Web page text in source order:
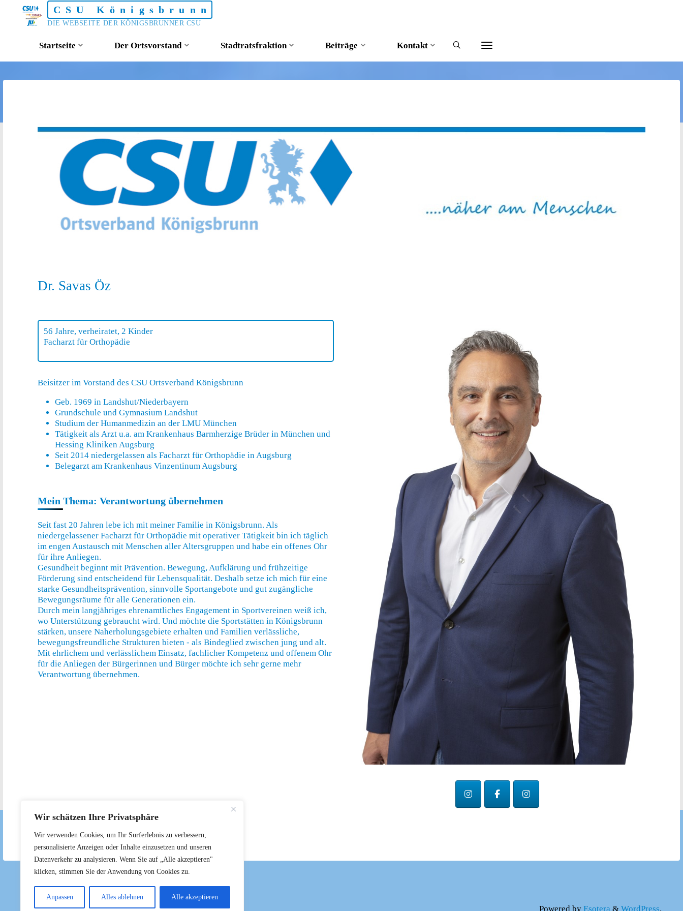
Wir schätzen Ihre Privatsphäre
Wir verwenden Cookies, um Ihr Surferlebnis zu verbessern,
personalisierte Anzeigen oder Inhalte einzusetzen und unseren
Datenverkehr zu analysieren. Wenn Sie auf „Alle akzeptieren"
klicken, stimmen Sie der Anwendung von Cookies zu.
Anpassen Alles ablehnen Alle akzeptieren
CSU Königsbrunn
DIE WEBSEITE DER KÖNIGSBRUNNER CSU
Startseite Der Ortsvorstand Stadtratsfraktion Beiträge Kontakt
Dr. Savas Öz
56 Jahre, verheiratet, 2 Kinder
Facharzt für Orthopädie
Beisitzer im Vorstand des CSU Ortsverband Königsbrunn
Geb. 1969 in Landshut/Niederbayern
Grundschule und Gymnasium Landshut
Studium der Humanmedizin an der LMU München
Tätigkeit als Arzt u.a. am Krankenhaus Barmherzige Brüder in München und
Hessing Kliniken Augsburg
Seit 2014 niedergelassen als Facharzt für Orthopädie in Augsburg
Belegarzt am Krankenhaus Vinzentinum Augsburg
Mein Thema: Verantwortung übernehmen
Seit fast 20 Jahren lebe ich mit meiner Familie in Königsbrunn. Als
niedergelassener Facharzt für Orthopädie mit operativer Tätigkeit bin ich täglich
im engen Austausch mit Menschen aller Altersgruppen und habe ein offenes Ohr
für ihre Anliegen.
Gesundheit beginnt mit Prävention. Bewegung, Aufklärung und frühzeitige
Förderung sind entscheidend für Lebensqualität. Deshalb setze ich mich für eine
starke Gesundheitsprävention, sinnvolle Sportangebote und gut zugängliche
Bewegungsräume für alle Generationen ein.
Durch mein langjähriges ehrenamtliches Engagement in Sportvereinen weiß ich,
wo Unterstützung gebraucht wird. Und möchte die Sportstätten in Königsbrunn
stärken, unsere Naherholungsgebiete erhalten und Familien verlässliche,
bewegungsfreundliche Strukturen bieten - als Bindeglied zwischen jung und alt.
Mit ehrlichem und verlässlichem Einsatz, fachlicher Kompetenz und offenem Ohr
für die Anliegen der Bürgerinnen und Bürger möchte ich sehr gerne mehr
Verantwortung übernehmen.
Powered byEsotera & WordPress.
©2026 CSU Königsbrunn